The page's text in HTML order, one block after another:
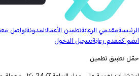
الرئيسيةمقدمي الرعايةتطمين الأعمالالمدونةتواصل
انضم كمقدم رعايةتسجيل الدخول
حمّل تطبيق تطمين